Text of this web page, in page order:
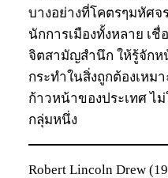
บางอย่างที่โคตรๆมหัศ
นักการเมืองทั้งหลาย เชื่
จิตสามัญสำนึก ให้รู้จัก
กระทำในสิ่งถูกต้องเหม
ก้าวหน้าของประเทศ ไ
กลุ่มหนึ่ง
Robert Lincoln Drew